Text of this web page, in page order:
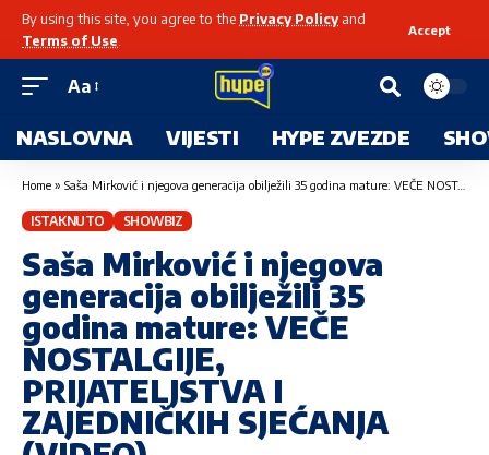
By using this site, you agree to the Privacy Policyand
Terms of Use
Accept
Aa
NASLOVNA VIJESTI HYPE ZVEZDE
Home » Saša Mirković i njegova generacija obilježili 35 godina mature: VEČE NOSTALGIJE, PRIJATELJSTVA I ZAJEDNIČKIH SJEĆANJA (VIDEO)
ISTAKNUTO SHOWBIZ
Saša Mirković i njegova
generacija obilježili 35
godina mature: VEČE
NOSTALGIJE,
PRIJATELJSTVA I
ZAJEDNIČKIH SJEĆANJA